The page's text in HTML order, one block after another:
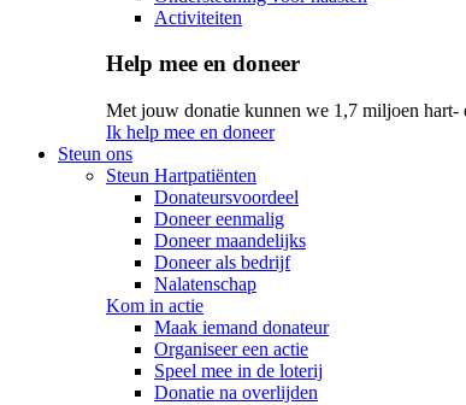
Activiteiten
Help mee en doneer
Met jouw donatie kunnen we 1,7 miljoen hart-
Ik help mee en doneer
Steun ons
Steun Hartpatiënten
Donateursvoordeel
Doneer eenmalig
Doneer maandelijks
Doneer als bedrijf
Nalatenschap
Kom in actie
Maak iemand donateur
Organiseer een actie
Speel mee in de loterij
Donatie na overlijden